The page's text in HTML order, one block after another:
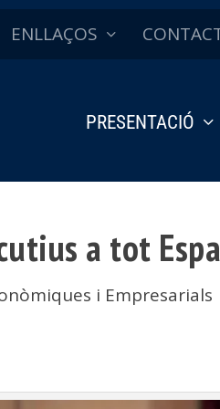
ENLLAÇOS
PRESENTACIÓ
a tot
i Empresarials